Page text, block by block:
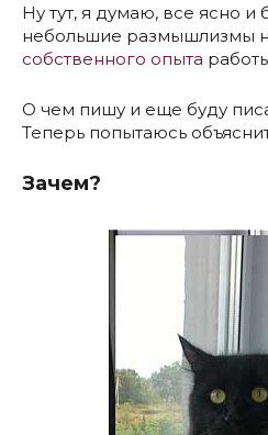
Ну тут, я думаю, все ясно и
небольшие размышлизмы
собственного опыта
О чем пишу и еще буду
Теперь попытаюсь
Зачем?